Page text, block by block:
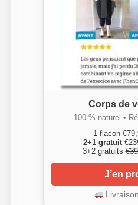
Corps de
100 % naturel •
1 flacon
2+1 gratuit
3+2 gratuits
J’en